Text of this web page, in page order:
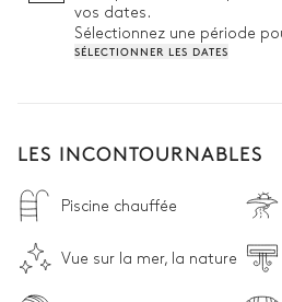
vos dates.
Sélectionnez une période
SÉLECTIONNER LES DATES
LES INCONTOURNABLES
Piscine chauffée
Vue sur la mer, la nature